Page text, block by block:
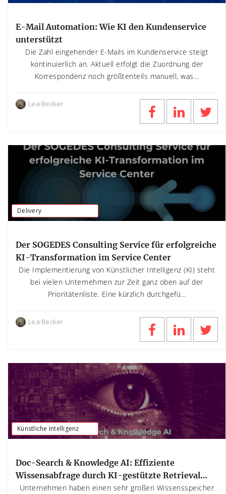
E-Mail Automation: Wie KI den Kundenservice
unterstützt
Die Zahl eingehender E-Mails im Kundenservice steigt
kontinuierlich an. Aktuell erfolgt die Zuordnung der
Korrespondenz noch größtenteils manuell, was...
Lea Becker
Delivery
Der SOGEDES Consulting Service für erfolgreiche
KI-Transformation im Service Center
Die Implementierung von Künstlicher Intelligenz (KI) steht
bei vielen Unternehmen zur Zeit ganz oben auf der
Prioritätenliste. Eine kürzlich durchgefü...
Lea Becker
Künstliche Intelligenz
Doc-Search & Knowledge AI: Effiziente
Wissensabfrage durch KI-gestützte Retrieval
Augmented Generation (RAG)
Unternehmen haben einen sehr großen Wissensspeicher